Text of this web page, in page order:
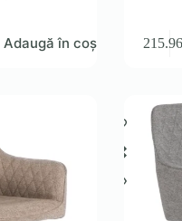
Adaugă în coș